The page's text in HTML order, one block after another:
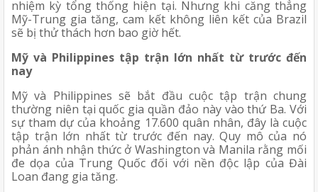
nhiệm kỳ tổng thống hiện tại. Nhưng khi căng thẳng
Mỹ-Trung gia tăng, cam kết không liên kết của Brazil
sẽ bị thử thách hơn bao giờ hết.
Mỹ và Philippines tập trận lớn nhất từ trước đến
nay
Mỹ và Philippines sẽ bắt đầu cuộc tập trận chung
thường niên tại quốc gia quần đảo này vào thứ Ba. Với
sự tham dự của khoảng 17.600 quân nhân, đây là cuộc
tập trận lớn nhất từ trước đến nay. Quy mô của nó
phản ánh nhận thức ở Washington và Manila rằng mối
đe dọa của Trung Quốc đối với nền độc lập của Đài
Loan đang gia tăng.